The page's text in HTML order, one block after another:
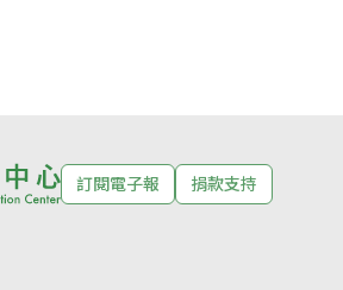
訂閱電子報 捐款支持